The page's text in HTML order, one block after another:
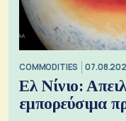
COMMODITIES
Ελ Νίνιο:
εμπορεύσιμα